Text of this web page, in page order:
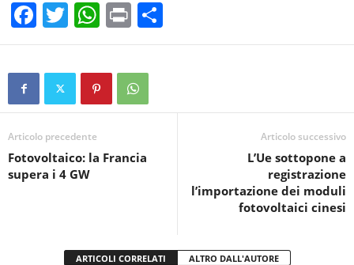
F
a
c
b
o
o
T
wi
tt
W
h
at
s
A
p
Pr
in
t
o
vi
Articolo precedente
Fotovoltaico: la Francia
supera i 4 GW
Articolo successivo
L’Ue sottopone a
registrazione
l’importazione dei moduli
fotovoltaici cinesi
ARTICOLI CORRELATI ALTRO DALL'AUTORE